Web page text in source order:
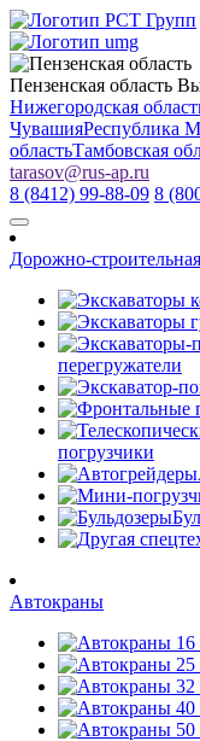
Пензенская область
Нижегородская
ЧувашияРеспублика
областьТамбовская
tarasov@rus-ap.ru
8 (8412) 99-88-09 8
Дорожно-
перегружатели
погрузчики
Автокраны